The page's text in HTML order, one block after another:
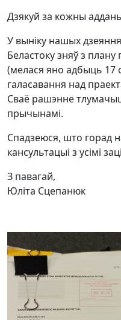
Дзякуй за кожны
У выніку нашых
Беластоку зняў з
(мелася яно адбыць 17
галасавання над
Сваё рашэнне
прычынамі.
Спадзеюся, што горад
кансультацыі з усімі
З павагай,
Юліта Сцепанюк